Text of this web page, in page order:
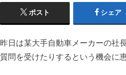
ポスト シェア
昨日は某大手自動車メーカーの社
質問を受けたりするという機会に